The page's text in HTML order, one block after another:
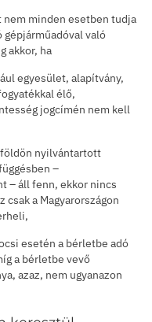
nem minden esetben tudja
való
akkor, ha
egyesület, alapítvány,
élő,
jogcímén nem kell
nyilvántartott
–
– áll fenn, ekkor nincs
a Magyarországon
esetén a bérletbe adó
a bérletbe vevő
azaz, nem ugyanazon